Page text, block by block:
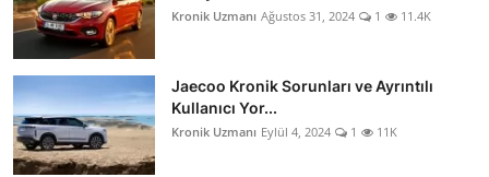
Kronik Uzmanı Ağustos 31, 2024 1 11.4K
Jaecoo Kronik Sorunları ve Ayrıntılı
Kullanıcı Yor...
Kronik Uzmanı Eylül 4, 2024 1 11K